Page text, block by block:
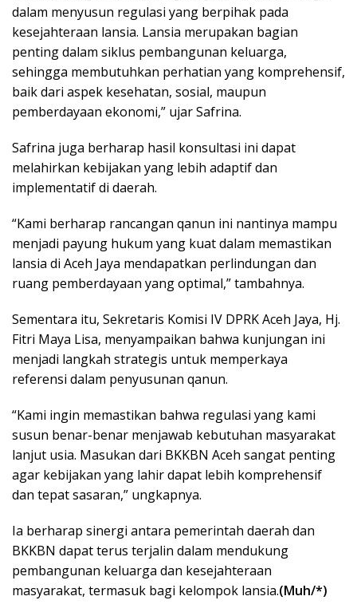
dalam menyusun regulasi yang berpihak pada
kesejahteraan lansia. Lansia merupakan bagian
penting dalam siklus pembangunan keluarga,
sehingga membutuhkan perhatian yang komprehensif,
baik dari aspek kesehatan, sosial, maupun
pemberdayaan ekonomi,” ujar Safrina.
Safrina juga berharap hasil konsultasi ini dapat
melahirkan kebijakan yang lebih adaptif dan
implementatif di daerah.
“Kami berharap rancangan qanun ini nantinya mampu
menjadi payung hukum yang kuat dalam memastikan
lansia di Aceh Jaya mendapatkan perlindungan dan
ruang pemberdayaan yang optimal,” tambahnya.
Sementara itu, Sekretaris Komisi IV DPRK Aceh Jaya, Hj.
Fitri Maya Lisa, menyampaikan bahwa kunjungan ini
menjadi langkah strategis untuk memperkaya
referensi dalam penyusunan qanun.
“Kami ingin memastikan bahwa regulasi yang kami
susun benar-benar menjawab kebutuhan masyarakat
lanjut usia. Masukan dari BKKBN Aceh sangat penting
agar kebijakan yang lahir dapat lebih komprehensif
dan tepat sasaran,” ungkapnya.
Ia berharap sinergi antara pemerintah daerah dan
BKKBN dapat terus terjalin dalam mendukung
pembangunan keluarga dan kesejahteraan
masyarakat, termasuk bagi kelompok lansia.(Muh/*)